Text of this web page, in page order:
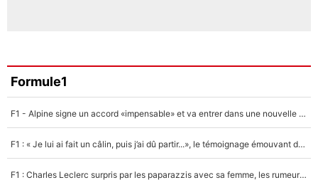
Formule1
F1 - Alpine signe un accord «impensable» et va entrer dans une nouvelle dimension : Grande nouvelle pour Pierre Gasly !
F1 : « Je lui ai fait un câlin, puis j’ai dû partir...», le témoignage émouvant de Max Verstappen sur sa fille
F1 : Charles Leclerc surpris par les paparazzis avec sa femme, les rumeurs étaient vraies !